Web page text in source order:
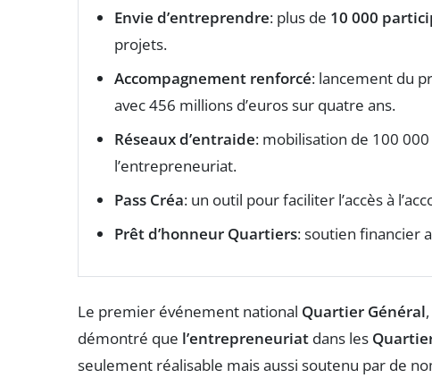
Envie d’entreprendre: plus de 10 000
projets.
Accompagnement renforcé: lancement du
avec 456 millions d’euros sur quatre ans.
Réseaux d’entraide: mobilisation de 100
l’entrepreneuriat.
Pass Créa: un outil pour faciliter l’accès à
Prêt d’honneur Quartiers: soutien financier
Le premier événement national Quartier Général
démontré que l’entrepreneuriat dans les
seulement réalisable mais aussi soutenu par de